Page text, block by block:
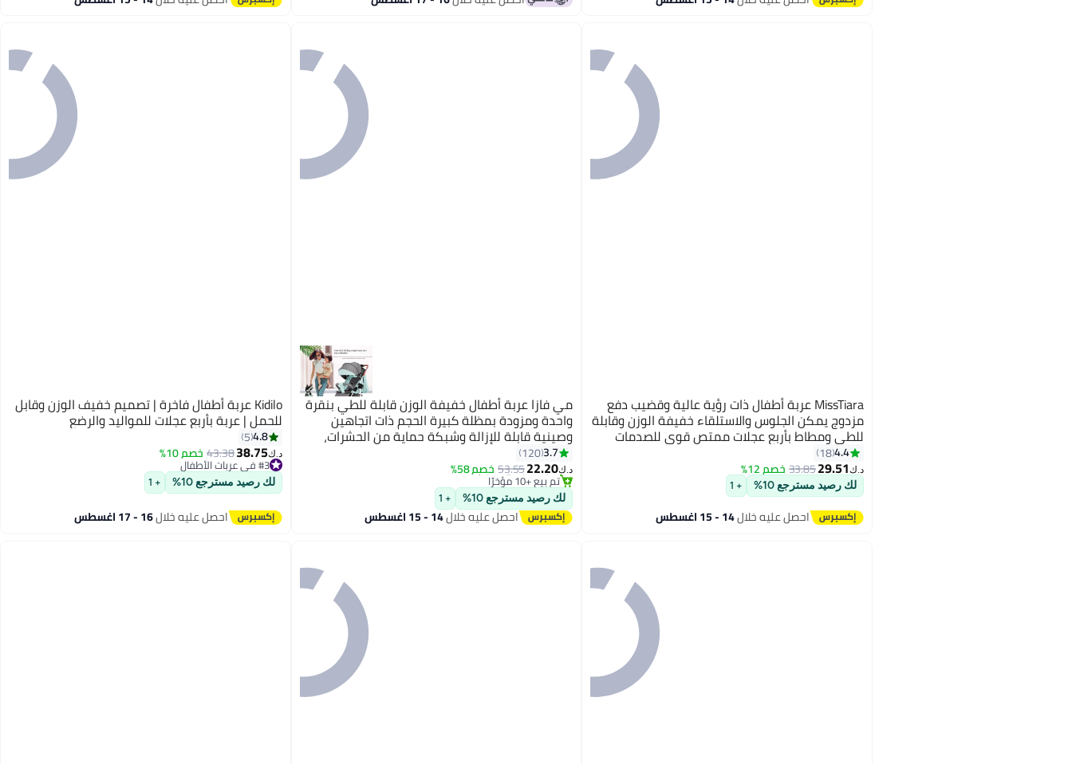
MissTiara عربة أطفال ذات رؤية عالية وقضيب دفع
مزدوج يمكن الجلوس والاستلقاء خفيفة الوزن وقابلة
للطي ومطاط بأربع عجلات ممتص قوي للصدمات
ومساحة كبيرة ومتينة ومناسبة لعربات الأطفال
للسفر من عمر 0 إلى 3 سنوات
4.4
18
د.ك‏29.51
33.85خصم 12%
لك رصيد مسترجع 10% + 1
احصل عليه خلال14 - 15 اغسطس
مي فازا عربة أطفال خفيفة الوزن قابلة للطي بنقرة
واحدة ومزودة بمظلة كبيرة الحجم ذات اتجاهين
وصينية قابلة للإزالة وشبكة حماية من الحشرات،
مناسبة للأطفال الرضع من عمر صفر إلى 36 شهرًا،
ومظلة قابلة للتعديل، ومقبض عربة لسهولة السفر
أزرق
3.7
120
د.ك‏22.20
53.55خصم 58%
#23 في عربات الأطفال
أقل سعر في 7 يوم
تم بيع +10 مؤخرًا
#23 في عربات الأطفال
لك رصيد مسترجع 10% + 1
احصل عليه خلال14 - 15 اغسطس
Kidilo عربة أطفال فاخرة | تصميم خفيف الوزن وقابل
للحمل | عربة بأربع عجلات للمواليد والرضع
4.8
5
د.ك‏38.75
43.38 خصم 10%
#3 في عربات الأطفال
#3 في عربات الأطفال
لك رصيد مسترجع 10% + 1
احصل عليه خلال16 - 17 اغسطس